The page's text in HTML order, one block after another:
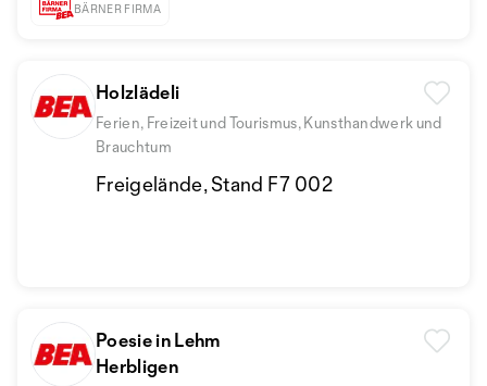
BÄRNER FIRMA
Holzlädeli
Ferien, Freizeit und Tourismus, Kunsthandwerk und
Brauchtum
Freigelände, Stand F7 002
Poesie in Lehm
Herbligen